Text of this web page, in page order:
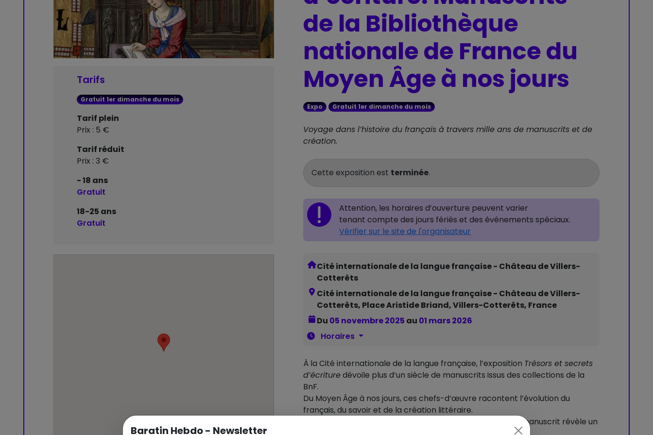
Tarifs
Gratuit 1er dimanche du mois
Tarif plein
Prix : 5 €
Tarif réduit
Prix : 3 €
- 18 ans
Gratuit
18-25 ans
Gratuit
de la Bibliothèque
nationale de France du
Moyen Âge à nos jours
Expo Gratuit 1er dimanche du mois
Voyage dans l’histoire du français à travers mille ans de manuscrits et de
création.
Cette exposition est terminée.
Attention, les horaires d’ouverture peuvent varier
tenant compte des jours fériés et des événements spéciaux.
Vérifier sur le site de l'organisateur
Cité internationale de la langue française - Château de Villers-
Cotterêts
Cité internationale de la langue française - Château de Villers-
Cotterêts, Place Aristide Briand, Villers-Cotterêts, France
Du 05 novembre 2025 au 01 mars 2026
Horaires
À la Cité internationale de la langue française, l’exposition Trésors et secrets
d’écrituredévoile plus d’un siècle de manuscrits issus des collections de la
BnF.
Du Moyen Âge à nos jours, ces chefs-d’œuvre racontent l’évolution du
français, du savoir et de la création littéraire.
De Hugo à Beauvoir, de Descartes à Lévi-Strauss, chaque manuscrit révèle un
Baratin Hebdo - Newsletter